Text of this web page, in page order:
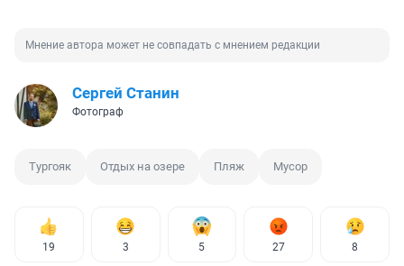
Мнение автора может не совпадать с мнением редакции
Сергей Станин
Фотограф
Тургояк Отдых на озере Пляж Мусор
19 3 5 27 8